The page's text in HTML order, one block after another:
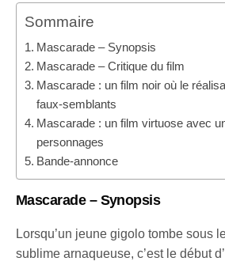
Sommaire
Mascarade – Synopsis
Mascarade – Critique du film
Mascarade : un film noir où le
faux-semblants
Mascarade : un film virtuose avec
personnages
Bande-annonce
Mascarade – Synopsis
Lorsqu’un jeune gigolo tombe sous
sublime arnaqueuse, c’est le début